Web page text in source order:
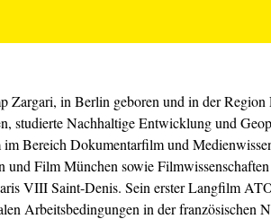
Zargari, in Berlin geboren und in der
studierte Nachhaltige Entwicklung und
im Bereich Dokumentarfilm und
und Film München sowie
VIII Saint-Denis. Sein erster Langfilm
Arbeitsbedingungen in der französischen